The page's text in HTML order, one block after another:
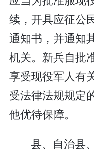
续，开具应征公
通知书，并通知
机关。新兵自批
享受现役军人有
受法律法规规定
他优待保障。
县、自治县